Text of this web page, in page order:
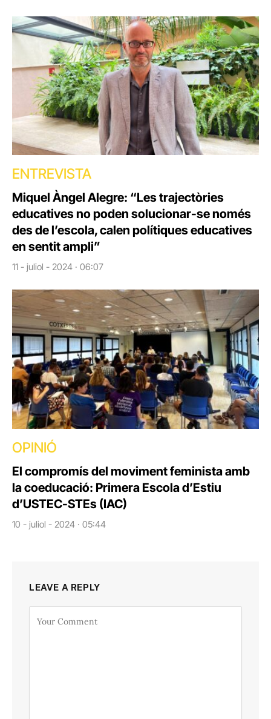
ENTREVISTA
Miquel Àngel Alegre: “Les trajectòries
educatives no poden solucionar-se només
des de l’escola, calen polítiques educatives
en sentit ampli”
11 - juliol - 2024 · 06:07
OPINIÓ
El compromís del moviment feminista amb
la coeducació: Primera Escola d’Estiu
d’USTEC-STEs (IAC)
10 - juliol - 2024 · 05:44
LEAVE A REPLY